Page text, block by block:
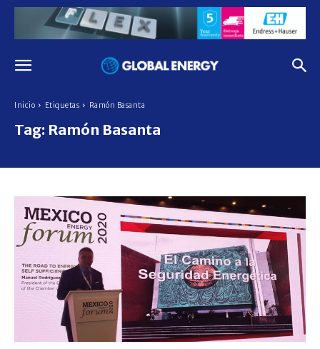
Inicio Etiquetas Ramón Basanta
Tag: Ramón Basanta